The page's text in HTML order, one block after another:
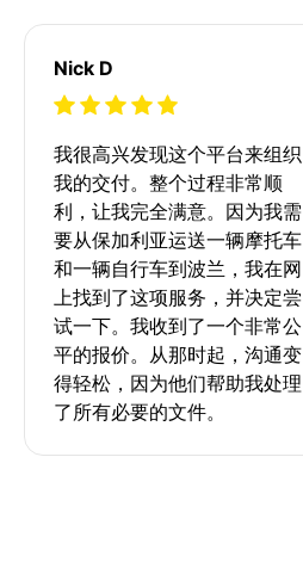
Nick D
我很高兴发现这个平台来组织
我的交付。整个过程非常顺
利，让我完全满意。因为我需
要从保加利亚运送一辆摩托车
和一辆自行车到波兰，我在网
上找到了这项服务，并决定尝
试一下。我收到了一个非常公
平的报价。从那时起，沟通变
得轻松，因为他们帮助我处理
了所有必要的文件。